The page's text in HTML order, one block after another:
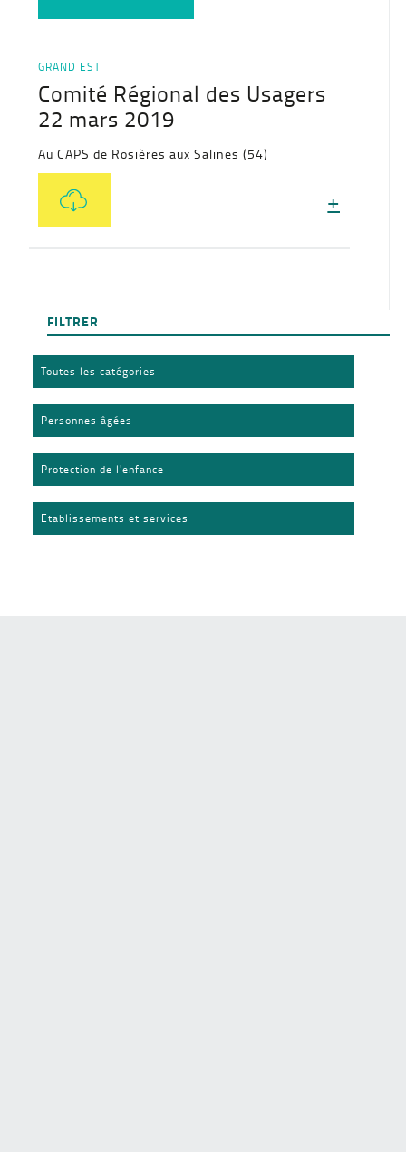
GRAND EST
Comité Régional des Usagers
22 mars 2019
Au CAPS de Rosières aux Salines (54)
+
FILTRER
Toutes les catégories
Personnes âgées
Protection de l'enfance
Etablissements et services